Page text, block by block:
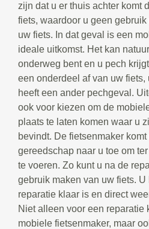
zijn dat u er thuis achter komt
fiets, waardoor u geen
uw fiets. In dat geval is een
ideale uitkomst. Het kan
onderweg bent en u pech
een onderdeel af van uw fiets,
heeft een ander pechgeval.
ook voor kiezen om de
plaats te laten komen waar u
bevindt. De fietsenmaker
gereedschap naar u toe om
te voeren. Zo kunt u na de
gebruik maken van uw fiets.
reparatie klaar is en direct
Niet alleen voor een reparatie
mobiele fietsenmaker, maar